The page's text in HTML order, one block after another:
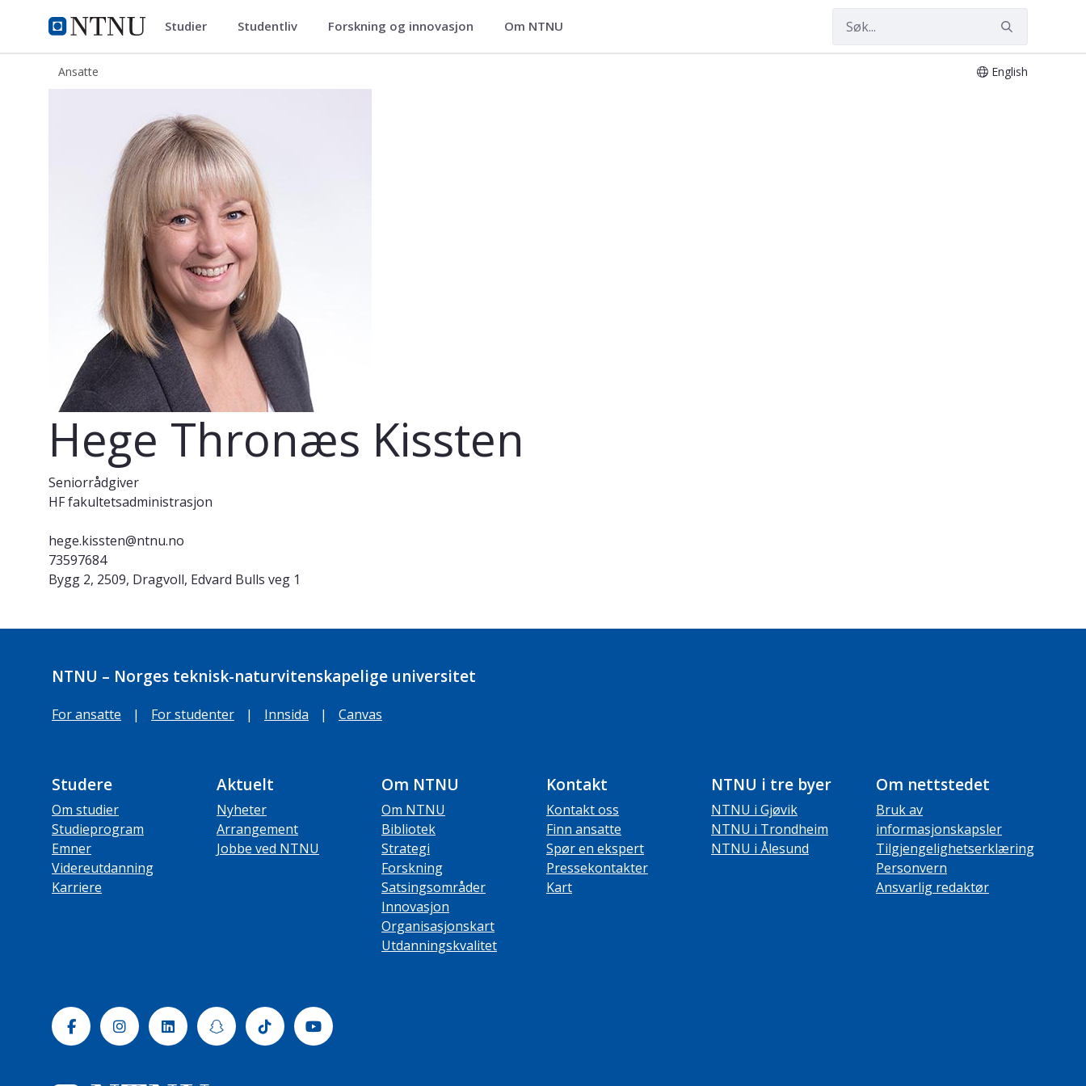
NTNU Hjemmeside
ntnu.no Studier Studentliv Forskning og innovasjon Om NTNU
Ansatte English
Hege Thronæs Kissten
Seniorrådgiver
HF fakultetsadministrasjon
hege.kissten@ntnu.no
73597684
Bygg 2, 2509, Dragvoll, Edvard Bulls veg 1
NTNU – Norges teknisk-naturvitenskapelige universitet
For ansatte | For studenter | Innsida | Canvas
Studere
Om studier
Studieprogram
Emner
Videreutdanning
Karriere
Aktuelt
Nyheter
Arrangement
Jobbe ved NTNU
Om NTNU
Om NTNU
Bibliotek
Strategi
Forskning
Satsingsområder
Innovasjon
Organisasjonskart
Utdanningskvalitet
Kontakt
Kontakt oss
Finn ansatte
Spør en ekspert
Pressekontakter
Kart
NTNU i tre byer
NTNU i Gjøvik
NTNU i Trondheim
NTNU i Ålesund
Om nettstedet
Bruk av
informasjonskapsler
Tilgjengelighetserklæring
Personvern
Ansvarlig redaktør
FacebookInstagramLinkedinSnapchatTiktok Youtube